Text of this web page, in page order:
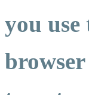
you use